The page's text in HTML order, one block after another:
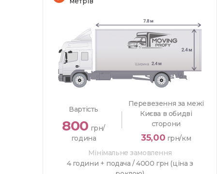
Вартість
800 грн/
година
Перевезення за межі
Києва в обидві
сторони
35,00 грн/км
Мінімальне замовлення
4 години + подача /4000 грн (ціна з